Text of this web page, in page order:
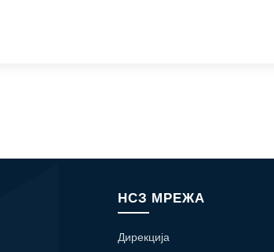
НСЗ МРЕЖА
Дирекција